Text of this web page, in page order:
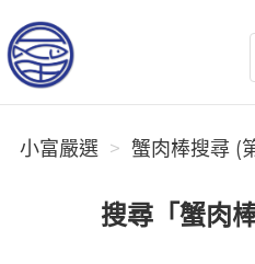
小富嚴選
小富嚴選 蟹肉棒搜尋 (
搜尋「蟹肉